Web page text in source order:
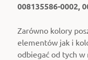
008135586-0002,
Zarówno kolory
elementów jak i
odbiegać od tych